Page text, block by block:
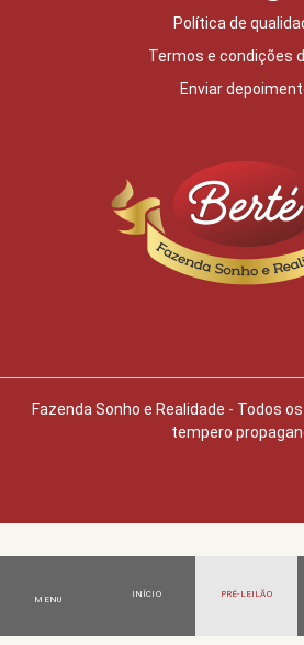
Política de
Termos e condições
Enviar
Fazenda Sonho e Realidade - Todos
tempero
MENU
INÍCIO PRÉ‑LEILÃO